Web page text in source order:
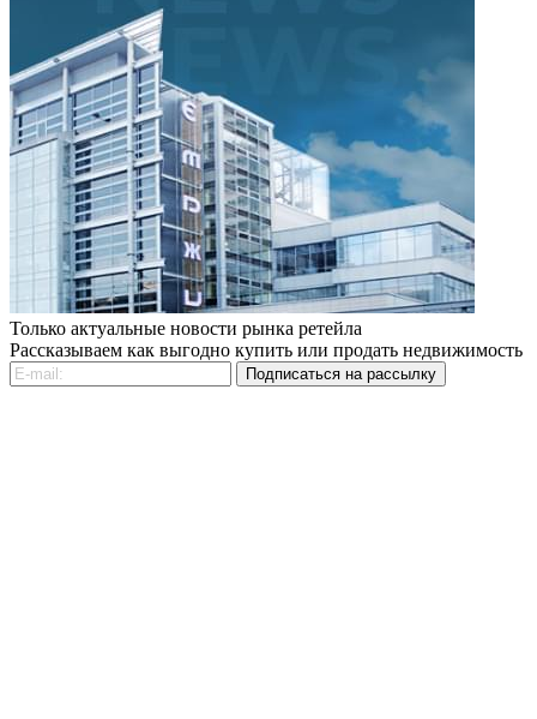
Только актуальные новости рынка ретейла
Рассказываем как выгодно купить или продать недвижимость